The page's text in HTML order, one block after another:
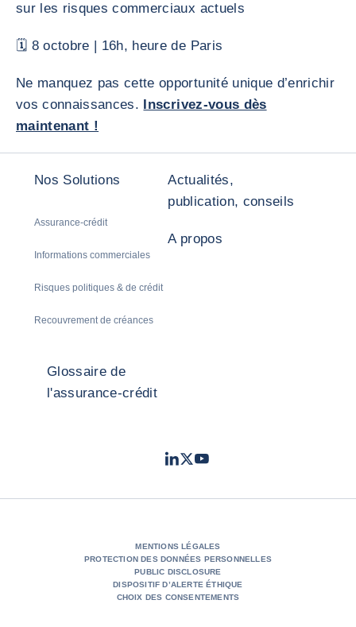
sur les risques commerciaux actuels
🗓 8 octobre | 16h, heure de Paris
Ne manquez pas cette opportunité unique d’enrichir
vos connaissances. Inscrivez-vous dès
maintenant !
Nos Solutions
Assurance-crédit
Informations commerciales
Risques politiques & de crédit
Recouvrement de créances
Actualités,
publication, conseils
A propos
Glossaire de
l'assurance-crédit
LinkedIn
TwitterYoutube
MENTIONS LÉGALES
PROTECTION DES DONNÉES PERSONNELLES
PUBLIC DISCLOSURE
DISPOSITIF D’ALERTE ÉTHIQUE
CHOIX DES CONSENTEMENTS